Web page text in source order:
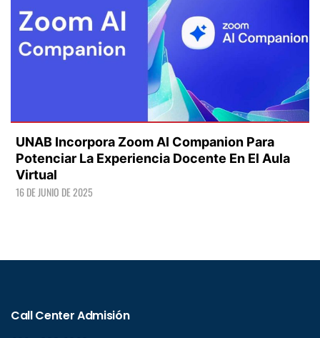
UNAB Incorpora Zoom AI Companion Para
Potenciar La Experiencia Docente En El Aula
Virtual
16 DE JUNIO DE 2025